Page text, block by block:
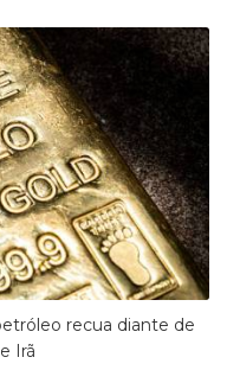
recua diante de
Irã